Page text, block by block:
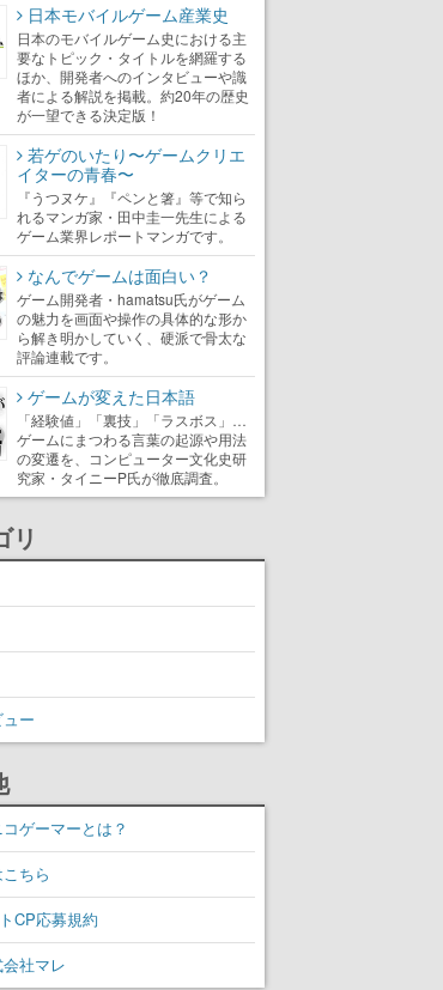
日本モバイルゲーム産業史
日本のモバイルゲーム史における主
要なトピック・タイトルを網羅する
ほか、開発者へのインタビューや識
者による解説を掲載。約20年の歴史
が一望できる決定版！
若ゲのいたり〜ゲームクリエ
イターの青春〜
『うつヌケ』『ペンと箸』等で知ら
れるマンガ家・田中圭一先生による
ゲーム業界レポートマンガです。
なんでゲームは面白い？
ゲーム開発者・hamatsu氏がゲーム
の魅力を画面や操作の具体的な形か
ら解き明かしていく、硬派で骨太な
評論連載です。
ゲームが変えた日本語
「経験値」「裏技」「ラスボス」…
ゲームにまつわる言葉の起源や用法
の変遷を、コンピューター文化史研
究家・タイニーP氏が徹底調査。
リ
ー
ゲーマーとは？
ちら
CP応募規約
社マレ